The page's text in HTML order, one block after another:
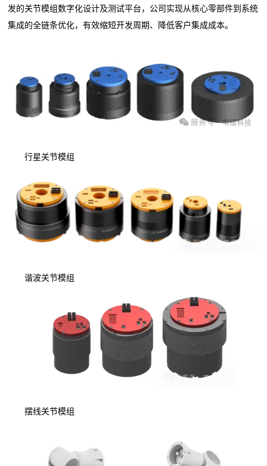
发的关节模组数字化设计及测试平台，公司实现从核心零部件到系统
集成的全链条优化，有效缩短开发周期、降低客户集成成本。
行星关节模组
谐波关节模组
摆线关节模组